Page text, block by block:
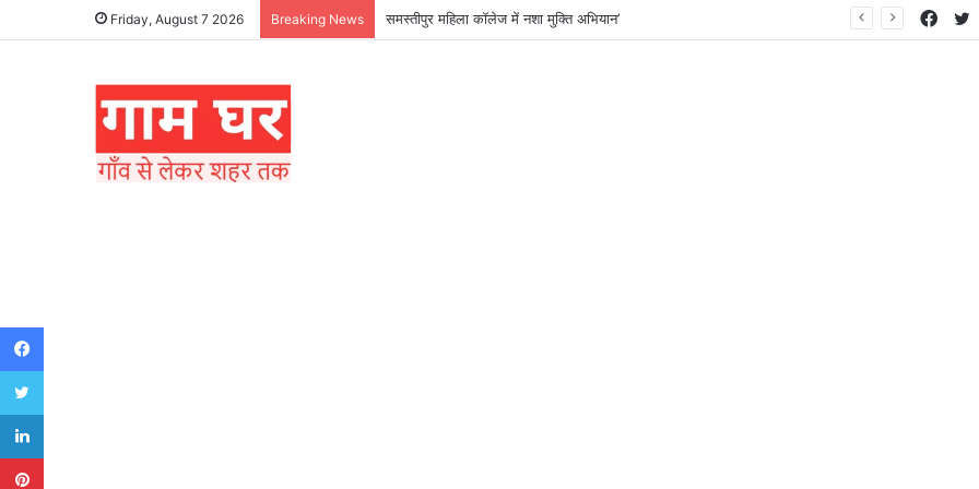
Friday, August 7 2026 Breaking News समस्तीपुर महिला कॉलेज में नशा मुक्ति अभियान’
Facebook
Twitter
LinkedIn
Pinterest